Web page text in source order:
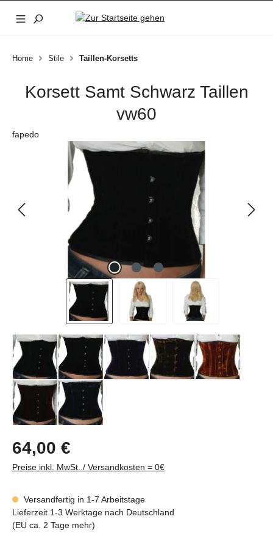
Zum Hauptinhalt springen
Home Stile Taillen-Korsetts
Korsett Samt Schwarz Taillen
vw60
fapedo
Bildergalerie überspringen
Regulärer Preis:
64,00 €
Preise inkl. MwSt../ Versandkosten = 0€
Versandfertig in 1-7 Arbeitstage
Lieferzeit 1-3 Werktage nach Deutschland
(EU ca. 2 Tage mehr)